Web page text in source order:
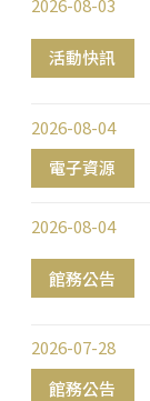
活動快訊
2026-08-03
電子資源
2026-08-04
館務公告
2026-08-04
館務公告
2026-07-28